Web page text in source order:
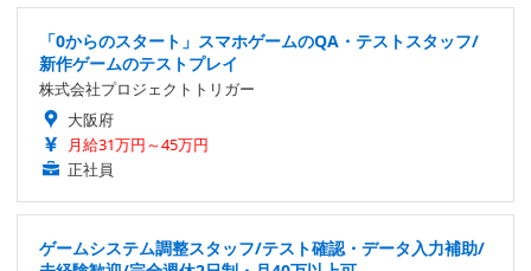
「0からのスタート」スマホゲームのQA・テストスタッフ/
新作ゲームのテストプレイ
株式会社プロジェクトトリガー
大阪府
月給31万円～45万円
正社員
ゲームシステム調整スタッフ/テスト確認・データ入力補助/